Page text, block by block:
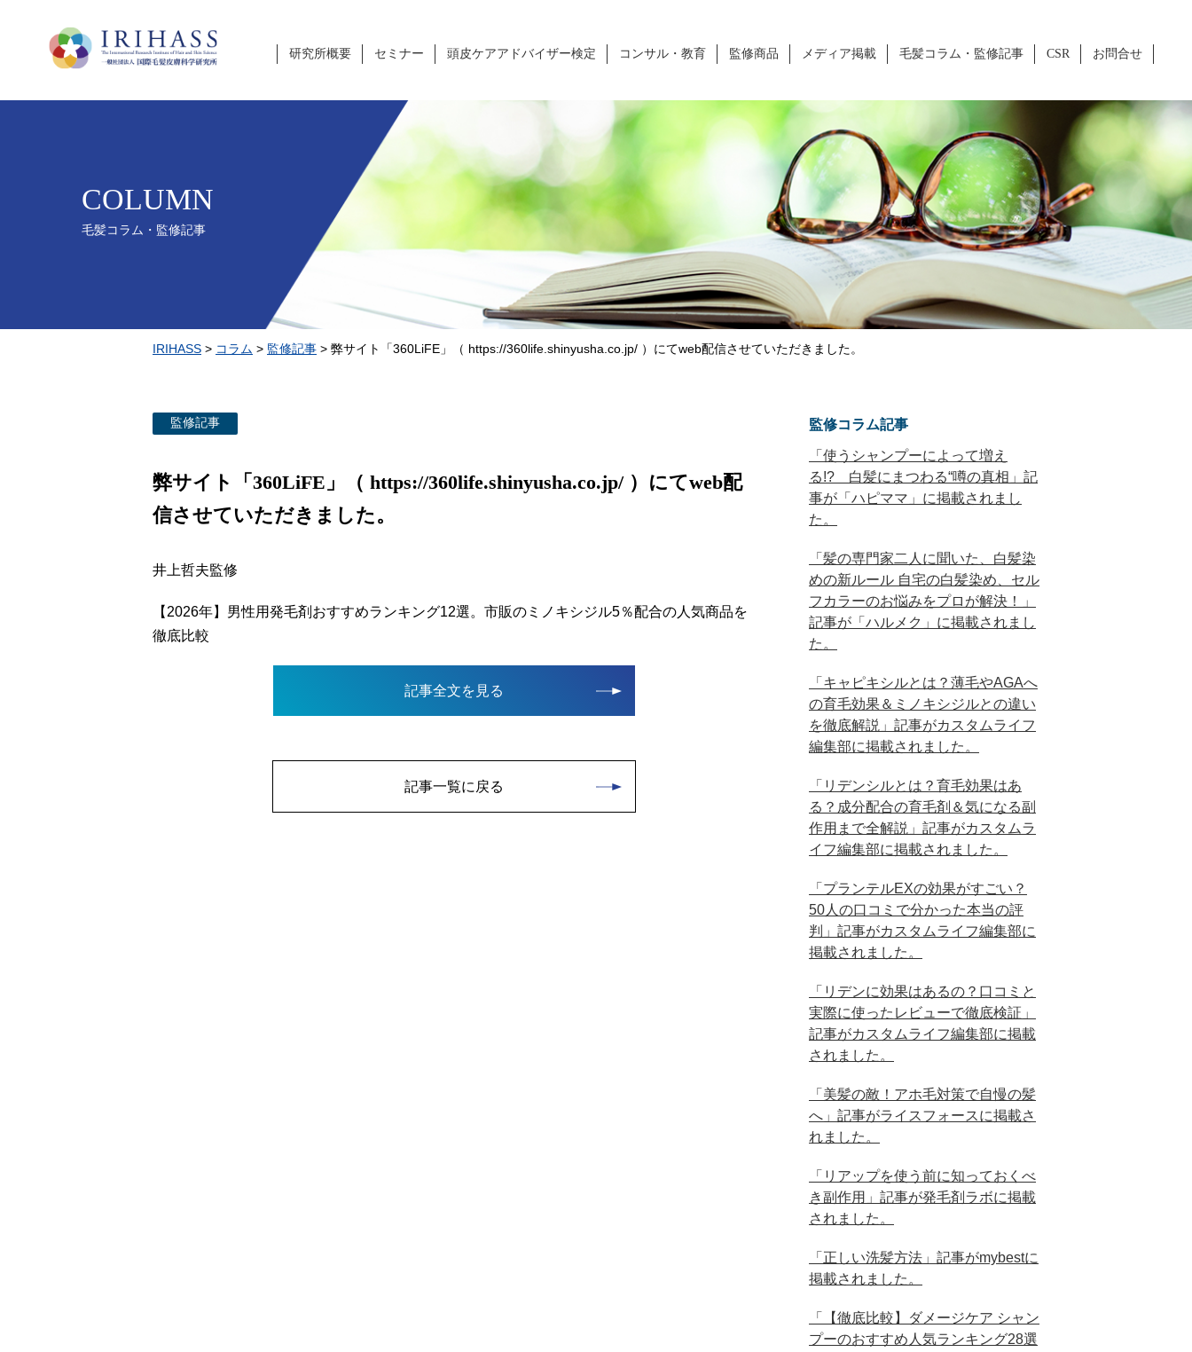
研究所概要 セミナー 頭皮ケアアドバイザー検定 コンサル・教育 監修商品 メディア掲載 毛髪コラム・監修記事 CSR お問合せ
COLUMN
毛髪コラム・監修記事
IRIHASS > コラム > 監修記事 > 弊サイト「360LiFE」（ https://360life.shinyusha.co.jp/ ）にてweb配信させていただきました。
監修記事
弊サイト「360LiFE」（ https://360life.shinyusha.co.jp/ ）にてweb配
信させていただきました。
井上哲夫監修
【2026年】男性用発毛剤おすすめランキング12選。市販のミノキシジル5％配合の人気商品を
徹底比較
記事全文を見る
記事一覧に戻る
監修コラム記事
「使うシャンプーによって増え
る!? 白髪にまつわる“噂の真相」記
事が「ハピママ」に掲載されまし
た。
「髪の専門家二人に聞いた、白髪染
めの新ルール 自宅の白髪染め、セル
フカラーのお悩みをプロが解決！」
記事が「ハルメク」に掲載されまし
た。
「キャピキシルとは？薄毛やAGAへ
の育毛効果＆ミノキシジルとの違い
を徹底解説」記事がカスタムライフ
編集部に掲載されました。
「リデンシルとは？育毛効果はあ
る？成分配合の育毛剤＆気になる副
作用まで全解説」記事がカスタムラ
イフ編集部に掲載されました。
「プランテルEXの効果がすごい？
50人の口コミで分かった本当の評
判」記事がカスタムライフ編集部に
掲載されました。
「リデンに効果はあるの？口コミと
実際に使ったレビューで徹底検証」
記事がカスタムライフ編集部に掲載
されました。
「美髪の敵！アホ毛対策で自慢の髪
へ」記事がライスフォースに掲載さ
れました。
「リアップを使う前に知っておくべ
き副作用」記事が発毛剤ラボに掲載
されました。
「正しい洗髪方法」記事がmybestに
掲載されました。
「【徹底比較】ダメージケア シャン
プーのおすすめ人気ランキング28選